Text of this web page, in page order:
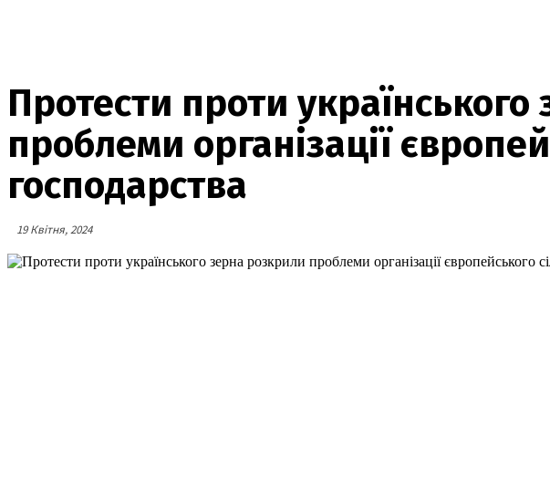
Протести проти
проблеми організації
господарства
19 Квітня, 2024